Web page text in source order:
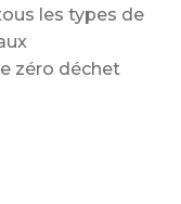
les types de
zéro déchet